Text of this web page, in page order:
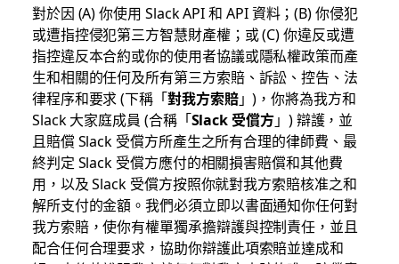
對於因 (A) 你使用 Slack API 和 API 資料；(B) 你侵犯
或遭指控侵犯第三方智慧財產權；或 (C) 你違反或遭
指控違反本合約或你的使用者協議或隱私權政策而產
生和相關的任何及所有第三方索賠、訴訟、控告、法
律程序和要求 (下稱「對我方索賠」)，你將為我方和
Slack 大家庭成員 (合稱「Slack 受償方」) 辯護，並
且賠償 Slack 受償方所產生之所有合理的律師費、最
終判定 Slack 受償方應付的相關損害賠償和其他費
用，以及 Slack 受償方按照你就對我方索賠核准之和
解所支付的金額。我們必須立即以書面通知你任何對
我方索賠，使你有權單獨承擔辯護與控制責任，並且
配合任何合理要求，協助你辯護此項索賠並達成和